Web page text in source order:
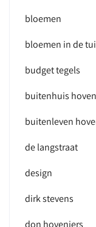
bloemen
bloemen in de
budget tegels
buitenhuis
buitenleven
de langstraat
design
dirk stevens
don hoveniers